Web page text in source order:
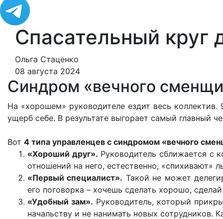
Спасательный круг
Ольга Стаценко
08 августа 2024
Синдром «вечного
На «хорошем» руководителе ездит весь
ущерб себе. В результате выгорает самый главный
Вот 4 типа управленцев с синдромом «вечного
«Хороший друг». Руководитель сближается с
отношений на него, естественно, «спихивают»
«Первый специалист». Такой не может
его поговорка – хочешь сделать хорошо,
«Удобный зам». Руководитель, который
начальству и не нанимать новых сотрудников.